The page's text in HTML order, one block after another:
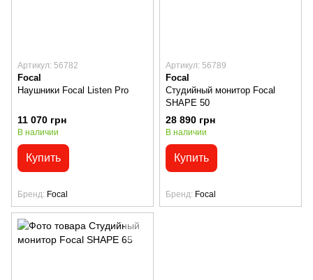
Артикул: 56782
Focal
Наушники Focal Listen Pro
11 070 грн
В наличии
Купить
Бренд Focal
Артикул: 56789
Focal
Студийный монитор Focal
SHAPE 50
28 890 грн
В наличии
Купить
Бренд Focal